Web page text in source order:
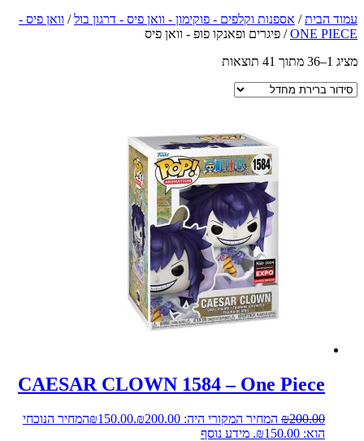
עמוד הבית/ אספנות וקלפים - פוקימון - וואן פיס - דרגון בול/ וואן פיס -
ONE PIECE/ פיגרים ופאנקו פופ - וואן פיס
מציג 1–36 מתוך 41 תוצאות
CAESAR CLOWN 1584 – One Piece
₪200.00 המחיר המקורי היה: ₪200.00. ₪150.00
המחיר הנוכחי
הוא: ₪150.00.
מידע נוסף